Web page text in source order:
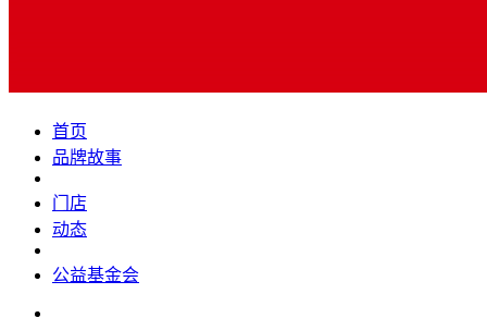
首页
品牌故事
门店
动态
公益基金会